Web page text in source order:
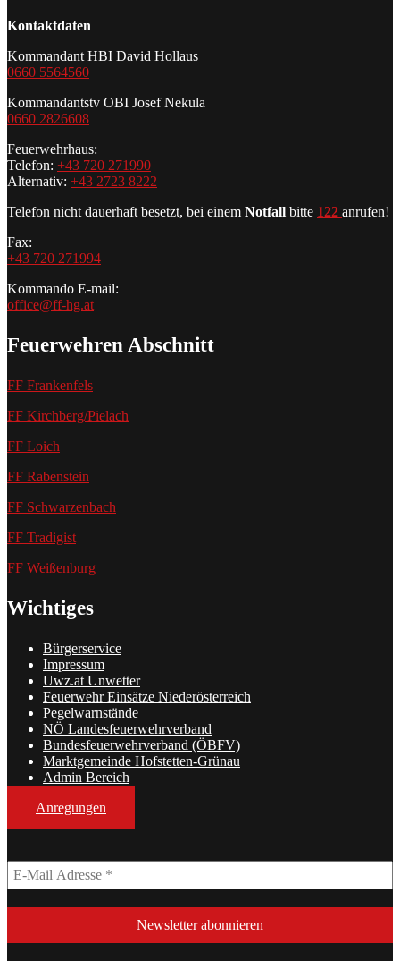
Kontaktdaten
Kommandant HBI David Hollaus
0660 5564560
Kommandantstv OBI Josef Nekula
0660 2826608
Feuerwehrhaus:
Telefon: +43 720 271990
Alternativ: +43 2723 8222
Telefon nicht dauerhaft besetzt, bei einem Notfall bitte 122 anrufen!
Fax:
+43 720 271994
Kommando E-mail:
office@ff-hg.at
Feuerwehren Abschnitt
FF Frankenfels
FF Kirchberg/Pielach
FF Loich
FF Rabenstein
FF Schwarzenbach
FF Tradigist
FF Weißenburg
Wichtiges
Bürgerservice
Impressum
Uwz.at Unwetter
Feuerwehr Einsätze Niederösterreich
Pegelwarnstände
NÖ Landesfeuerwehrverband
Bundesfeuerwehrverband (ÖBFV)
Marktgemeinde Hofstetten-Grünau
Admin Bereich
Anregungen